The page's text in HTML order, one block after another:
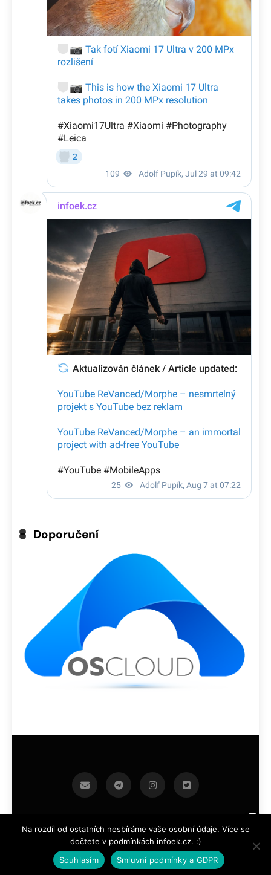
Doporučení
infoek.cz 2026.Developed By BlazeThemes .
Na rozdíl od ostatních nesbíráme vaše osobní údaje. Více se
dočtete v podmínkách infoek.cz. :)
Souhlasím
Smluvní podmínky a GDPR